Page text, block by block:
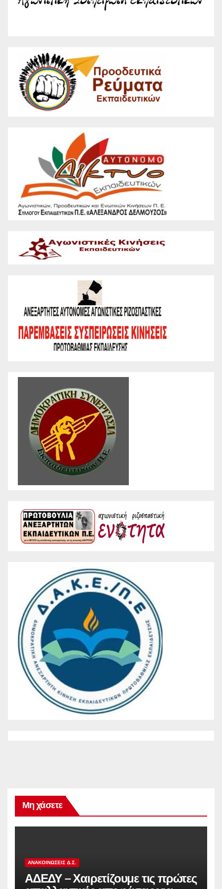
Μη χάσετε
ΑΝΑΚΟΙΝΏΣΕΙΣ Δ.Σ.
ΑΔΕΔΥ – Χαιρετίζουμε τις πρώτες